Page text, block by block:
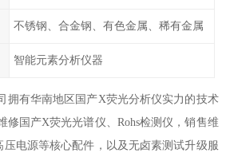
不锈钢、合金钢、有色金属、稀有金属
智能元素分析仪器
拥有华南地区国产X荧光分析仪实力的技术
修国产X荧光光谱仪、Rohs检测仪，销售维
电源等核心配件，以及无卤素测试升级服